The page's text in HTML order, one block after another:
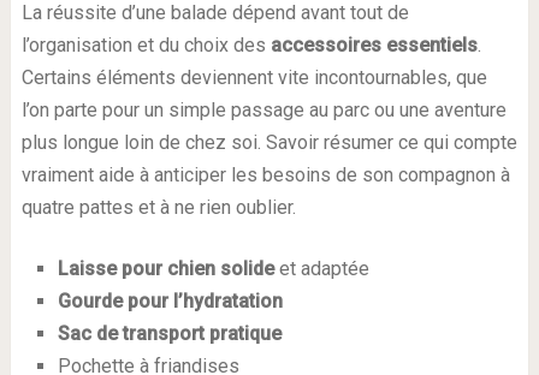
La réussite d’une balade dépend avant tout de
l’organisation et du choix des accessoires essentiels.
Certains éléments deviennent vite incontournables, que
l’on parte pour un simple passage au parc ou une aventure
plus longue loin de chez soi. Savoir résumer ce qui compte
vraiment aide à anticiper les besoins de son compagnon à
quatre pattes et à ne rien oublier.
Laisse pour chien solideet adaptée
Gourde pour l’hydratation
Sac de transport pratique
Pochette à friandises